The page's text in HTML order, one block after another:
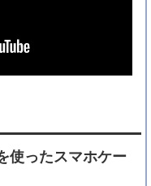
使ったスマホケー